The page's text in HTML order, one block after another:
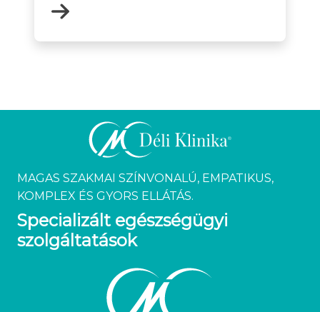
MAGAS SZAKMAI SZÍNVONALÚ, EMPATIKUS,
KOMPLEX ÉS GYORS ELLÁTÁS.
Specializált egészségügyi
szolgáltatások